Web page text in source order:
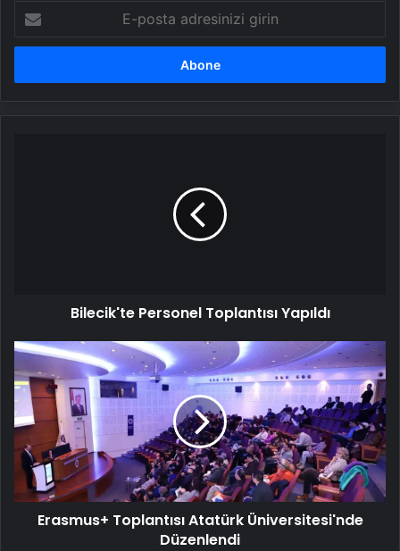
posta
adresinizi
Bilecik'te Personel Toplantısı Yapıldı
Erasmus+
Toplantısı
Atatürk
Üniversitesi'nde
Düzenlendi
Erasmus+ Toplantısı Atatürk Üniversitesi'nde
Düzenlendi